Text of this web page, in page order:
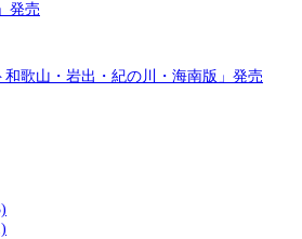
発売
和歌山・岩出・紀の川・海南版」発売